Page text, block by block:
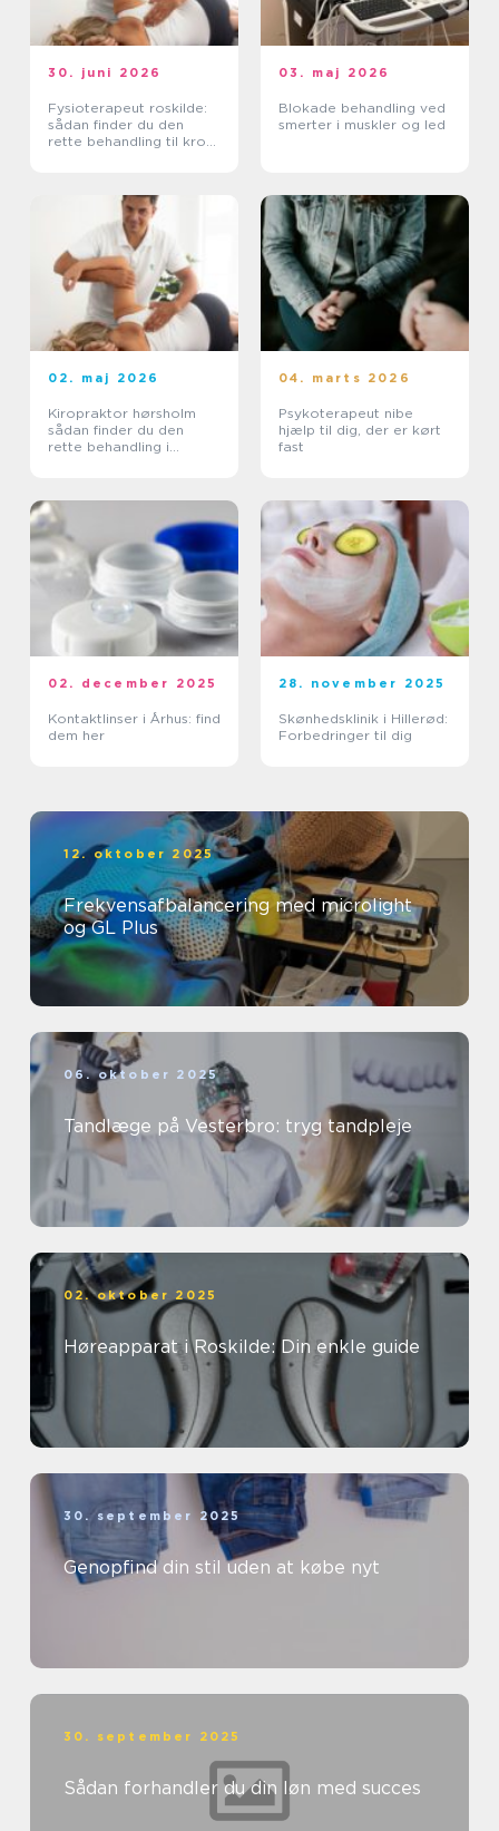
30. juni 2026
Fysioterapeut roskilde:
sådan finder du den
rette behandling til krop
03. maj 2026
Blokade behandling ved
smerter i muskler og led
02. maj 2026
Kiropraktor hørsholm
sådan finder du den
rette behandling i
04. marts 2026
Psykoterapeut nibe
hjælp til dig, der er kørt
fast
02. december 2025
Kontaktlinser i Århus: find
dem her
28. november 2025
Skønhedsklinik i Hillerød:
Forbedringer til dig
12. oktober 2025
Frekvensafbalancering med microlight
og GL Plus
06. oktober 2025
Tandlæge på Vesterbro: tryg tandpleje
02. oktober 2025
Høreapparat i Roskilde: Din enkle guide
30. september 2025
Genopfind din stil uden at købe nyt
30. september 2025
Sådan forhandler du din løn med succes